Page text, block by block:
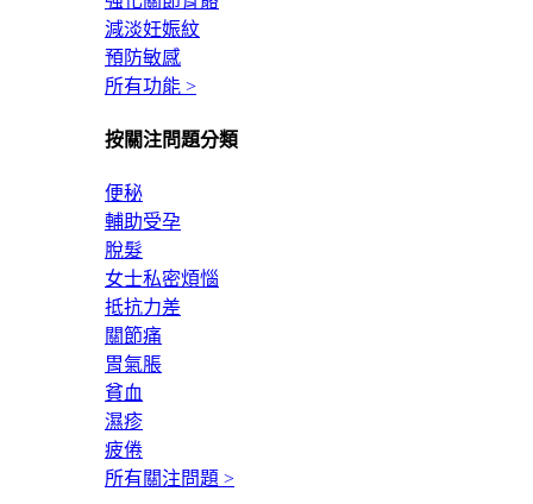
減淡妊娠紋
預防敏感
所有功能 >
按關注問題分類
便秘
輔助受孕
脫髮
女士私密煩惱
抵抗力差
關節痛
胃氣脹
貧血
濕疹
疲倦
所有關注問題 >